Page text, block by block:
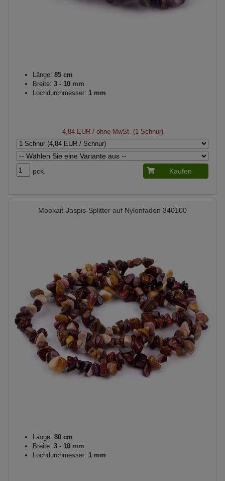
Länge: 85 cm
Breite: 3 - 10 mm
Lochdurchmesser: 1 mm
4,84 EUR/ ohne MwSt. (1 Schnur)
pck. Kaufen
Mookait-Jaspis-Splitter auf Nylonfaden 340100
Länge: 80 cm
Breite: 3 - 10 mm
Lochdurchmesser: 1 mm